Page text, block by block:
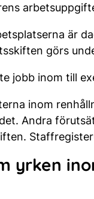
är
görs
jobb inom till
inom
Andra
yrken